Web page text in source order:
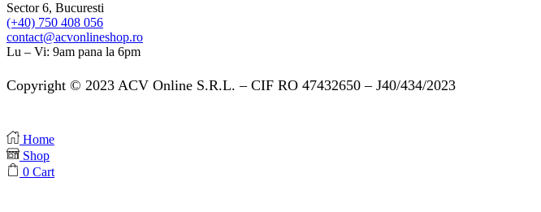
Sector 6, Bucuresti
(+40) 750 408 056
contact@acvonlineshop.ro
Lu – Vi: 9am pana la 6pm
Copyright © 2023 ACV Online S.R.L. – CIF RO 47432650 – J40/434/2023
Home
Shop
0 Cart